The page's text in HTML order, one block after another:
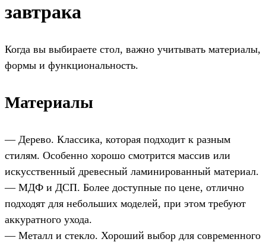
завтрака
Когда вы выбираете стол, важно учитывать материалы,
формы и функциональность.
Материалы
— Дерево. Классика, которая подходит к разным
стилям. Особенно хорошо смотрится массив или
искусственный древесный ламинированный материал.
— МДФ и ДСП. Более доступные по цене, отлично
подходят для небольших моделей, при этом требуют
аккуратного ухода.
— Металл и стекло. Хороший выбор для современного